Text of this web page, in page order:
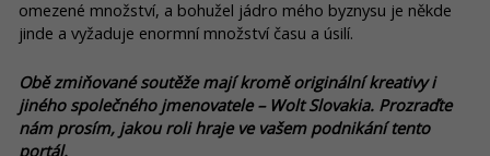
omezené množství, a bohužel jádro mého byznysu je někde
jinde a vyžaduje enormní množství času a úsilí.
Obě zmiňované soutěže mají kromě originální kreativy i
jiného společného jmenovatele – Wolt Slovakia. Prozraďte
nám prosím, jakou roli hraje ve vašem podnikání tento
portál.